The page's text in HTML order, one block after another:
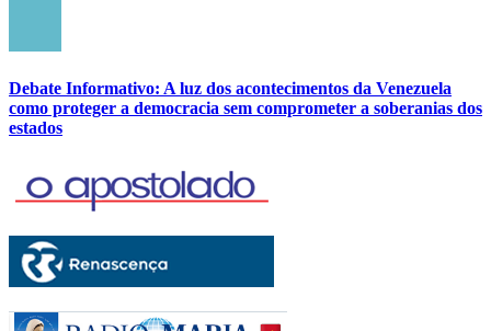
Debate Informativo: A luz dos acontecimentos da Venezuela
como proteger a democracia sem comprometer a soberanias dos
estados